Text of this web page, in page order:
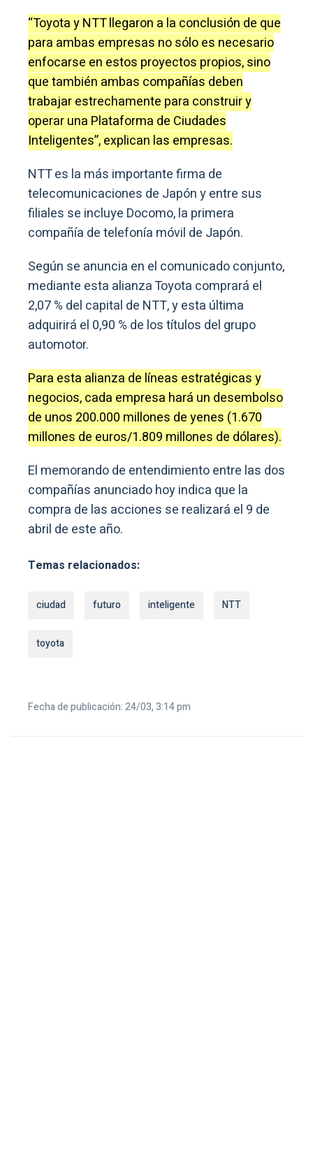
“Toyota y NTT llegaron a la conclusión de que
para ambas empresas no sólo es necesario
enfocarse en estos proyectos propios, sino
que también ambas compañías deben
trabajar estrechamente para construir y
operar una Plataforma de Ciudades
Inteligentes”, explican las empresas.
NTT es la más importante firma de
telecomunicaciones de Japón y entre sus
filiales se incluye Docomo, la primera
compañía de telefonía móvil de Japón.
Según se anuncia en el comunicado conjunto,
mediante esta alianza Toyota comprará el
2,07 % del capital de NTT, y esta última
adquirirá el 0,90 % de los títulos del grupo
automotor.
Para esta alianza de líneas estratégicas y
negocios, cada empresa hará un desembolso
de unos 200.000 millones de yenes (1.670
millones de euros/1.809 millones de dólares).
El memorando de entendimiento entre las dos
compañías anunciado hoy indica que la
compra de las acciones se realizará el 9 de
abril de este año.
Temas relacionados:
ciudad futuro inteligente NTT
toyota
Fecha de publicación: 24/03, 3:14 pm